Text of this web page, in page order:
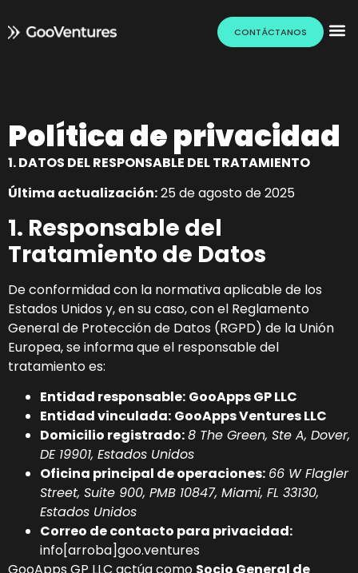
CONTÁCTANOS
Política de privacidad
1. DATOS DEL RESPONSABLE DEL TRATAMIENTO
Última actualización:25 de agosto de 2025
1. Responsable del
Tratamiento de Datos
De conformidad con la normativa aplicable de los
Estados Unidos y, en su caso, con el Reglamento
General de Protección de Datos (RGPD) de la Unión
Europea, se informa que el responsable del
tratamiento es:
Entidad responsable: GooApps GP LLC
Entidad vinculada: GooApps Ventures LLC
Domicilio registrado:8 The Green, Ste A, Dover,
DE 19901, Estados Unidos
Oficina principal de operaciones: 66 W Flagler
Street, Suite 900, PMB 10847, Miami, FL 33130,
Estados Unidos
Correo de contacto para privacidad:
info[arroba]goo.ventures